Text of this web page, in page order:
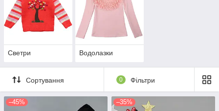
Светри Водолазки
Сортування 0 Фільтри
–45% –35%